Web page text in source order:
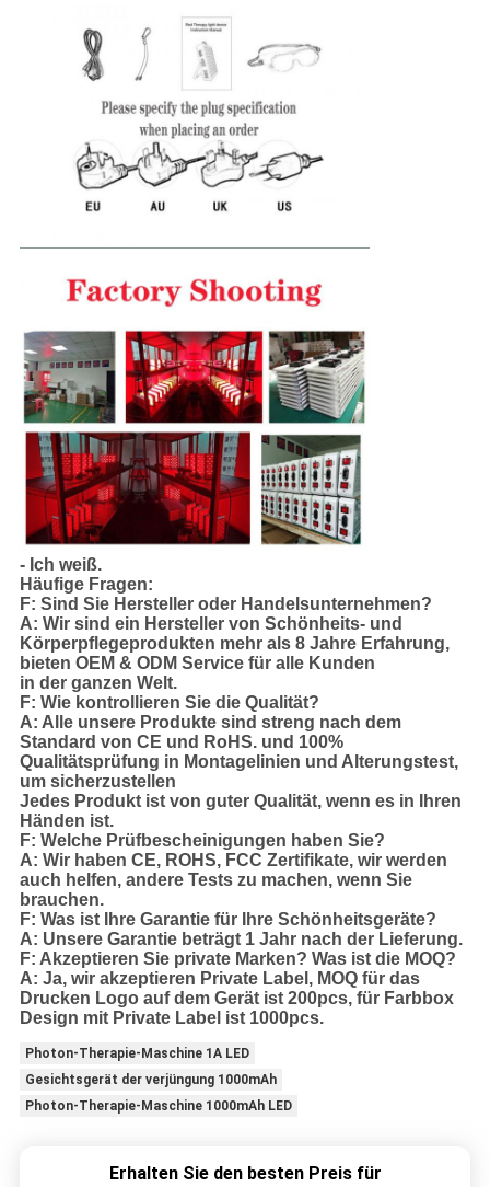
- Ich weiß.
Häufige Fragen:
F: Sind Sie Hersteller oder Handelsunternehmen?
A: Wir sind ein Hersteller von Schönheits- und
Körperpflegeprodukten mehr als 8 Jahre Erfahrung,
bieten OEM & ODM Service für alle Kunden
in der ganzen Welt.
F: Wie kontrollieren Sie die Qualität?
A: Alle unsere Produkte sind streng nach dem
Standard von CE und RoHS. und 100%
Qualitätsprüfung in Montagelinien und Alterungstest,
um sicherzustellen
Jedes Produkt ist von guter Qualität, wenn es in Ihren
Händen ist.
F: Welche Prüfbescheinigungen haben Sie?
A: Wir haben CE, ROHS, FCC Zertifikate, wir werden
auch helfen, andere Tests zu machen, wenn Sie
brauchen.
F: Was ist Ihre Garantie für Ihre Schönheitsgeräte?
A: Unsere Garantie beträgt 1 Jahr nach der Lieferung.
F: Akzeptieren Sie private Marken? Was ist die MOQ?
A: Ja, wir akzeptieren Private Label, MOQ für das
Drucken Logo auf dem Gerät ist 200pcs, für Farbbox
Design mit Private Label ist 1000pcs.
Photon-Therapie-Maschine 1A LED
Gesichtsgerät der verjüngung 1000mAh
Photon-Therapie-Maschine 1000mAh LED
Erhalten Sie den besten Preis für